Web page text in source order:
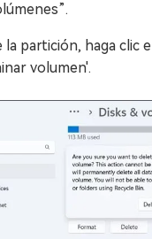
la partición, haga clic
volumen'.